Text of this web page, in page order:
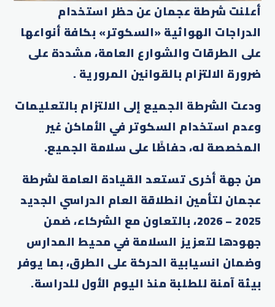
أعلنت شرطة عجمان عن حظر استخدام
الدراجات الهوائية «السكوتر» بكافة أنواعها
على الطرقات والشوارع العامة، مشددة على
ضرورة الالتزام بالقوانين المرورية .
ودعت الشرطة الجميع إلى الالتزام بالتعليمات
وعدم استخدام السكوتر في الأماكن غير
المخصصة له، حفاظًا على سلامة الجميع.
من جهة أخرى تستعد القيادة العامة لشرطة
عجمان لتأمين انطلاقة العام الدراسي الجديد
2025 – 2026، بالتعاون مع الشركاء، ضمن
جهودها لتعزيز السلامة في محيط المدارس
وضمان انسيابية الحركة على الطرق، بما يوفر
بيئة آمنة للطلبة منذ اليوم الأول للدراسة.